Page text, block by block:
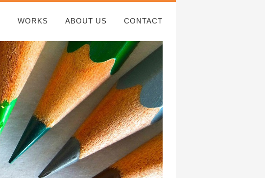
WORKS ABOUT US CONTACT